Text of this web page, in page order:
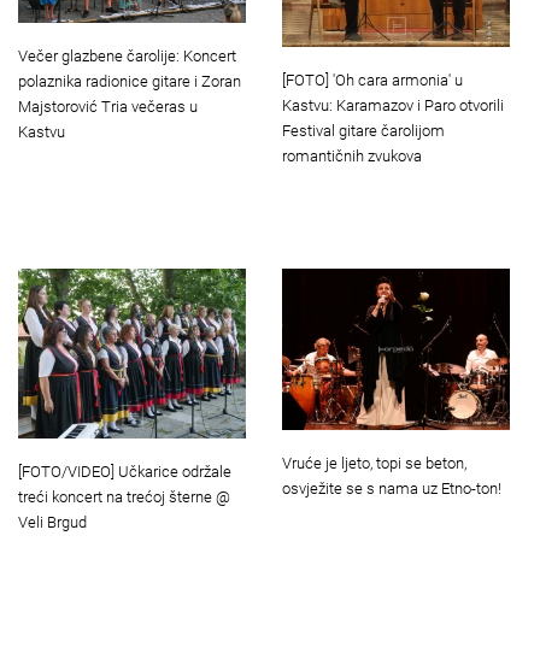
Večer glazbene čarolije: Koncert
polaznika radionice gitare i Zoran
Majstorović Tria večeras u
Kastvu
[FOTO] 'Oh cara armonia' u
Kastvu: Karamazov i Paro otvorili
Festival gitare čarolijom
romantičnih zvukova
[FOTO/VIDEO] Učkarice održale
treći koncert na trećoj šterne @
Veli Brgud
Vruće je ljeto, topi se beton,
osvježite se s nama uz Etno-ton!